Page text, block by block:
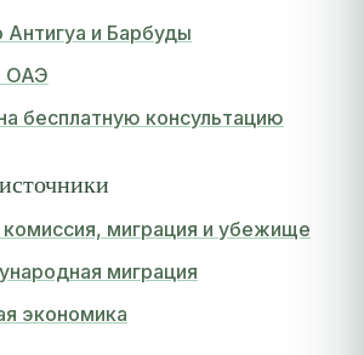
Антигуа и Барбуды
ОАЭ
бесплатную консультацию
комиссия, миграция и убежище
миграция
экономика